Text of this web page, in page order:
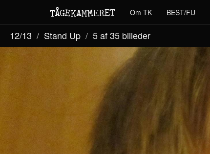
TÅGEKAMMERET Om TK BEST/FU
12/13 Stand Up 5 af 35 billeder